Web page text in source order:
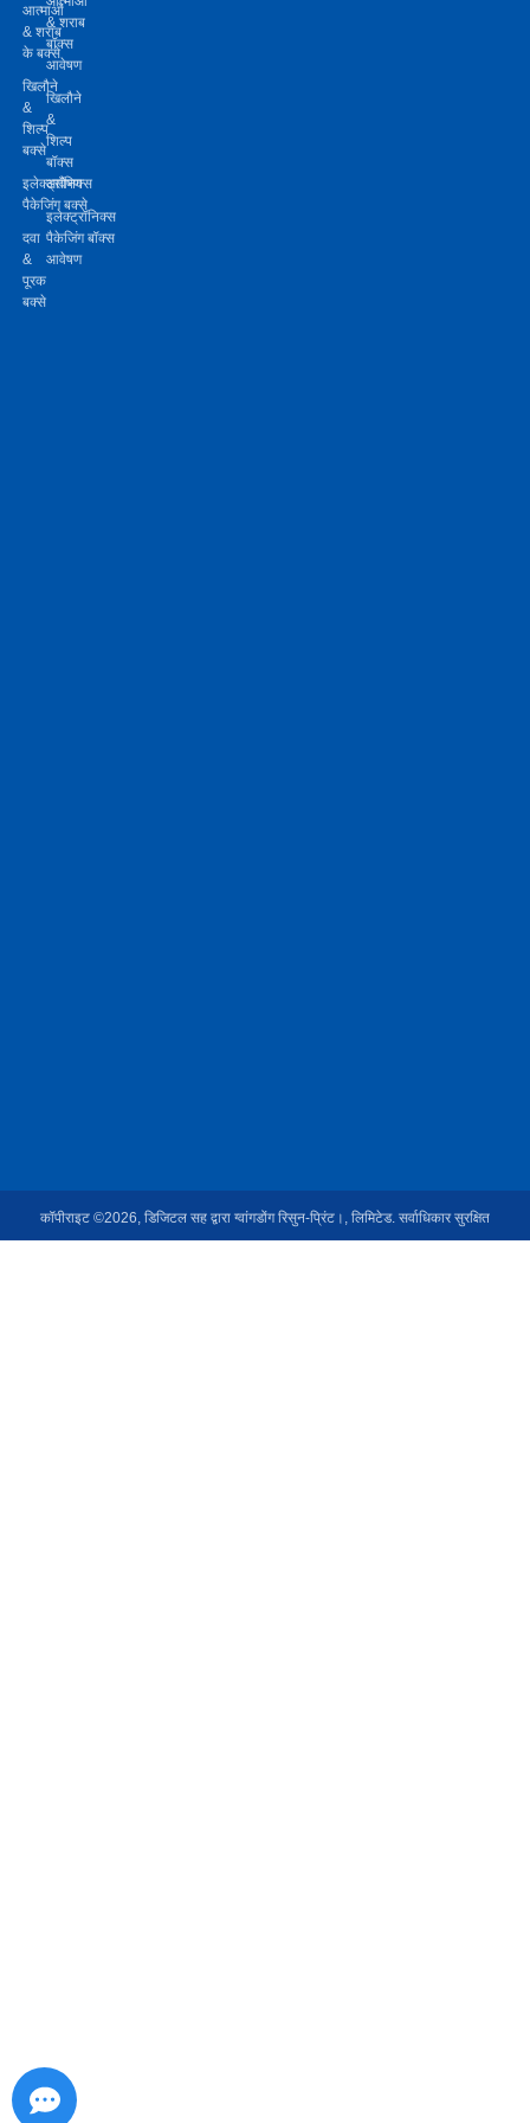
आत्माओं
& शराब
के बक्से
खिलौने
&
शिल्प
बक्से
इलेक्ट्रॉनिक्स
पैकेजिंग बक्से
दवा
&
पूरक
बक्से
& शराब
बॉक्स
आवेषण
खिलौने
&
शिल्प
बॉक्स
आवेषण
इलेक्ट्रॉनिक्स
पैकेजिंग बॉक्स
आवेषण
कॉपीराइट ©2026, डिजिटल सह द्वारा ग्वांगडोंग रिसुन-प्रिंट।, लिमिटेड. सर्वाधिकार सुरक्षित